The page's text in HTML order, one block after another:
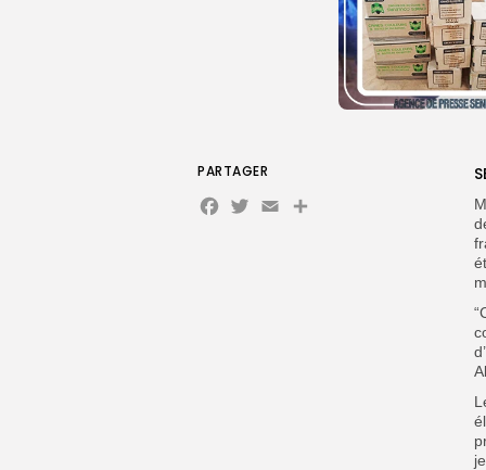
PARTAGER
Facebook
Twitter
EmailPartager